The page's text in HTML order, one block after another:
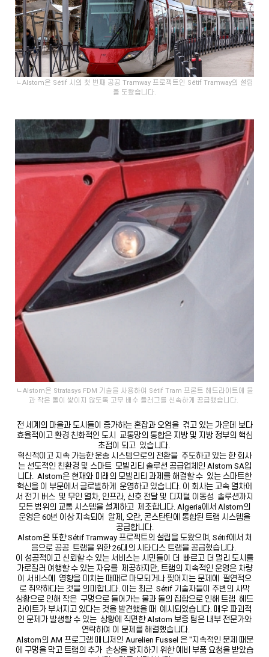
ㄴAlstom은 Sétif 시의 첫 번째 공공 Tramway 프로젝트인 Sétif Tramway의 설립
을 도왔습니다.
ㄴAlstom은 Stratasys FDM 기술을 사용하여 Sétif Tram 프론트 헤드라이트에 물
과 작은 돌이 쌓이지 않도록 고무 배수 플러그를 신속하게 공급했습니다.
전 세계의 마을과 도시들이 증가하는 혼잡과 오염을 겪고 있는 가운데 보다
효율적이고 환경 친화적인 도시 교통망의 통합은 지방 및 지방 정부의 핵심
초점이 되고 있습니다.
혁신적이고 지속 가능한 운송 시스템으로의 전환을 주도하고 있는 한 회사
는 선도적인 친환경 및 스마트 모빌리티 솔루션 공급업체인 Alstom SA입
니다. Alstom은 현재와 미래의 모빌리티 과제를 해결할 수 있는 스마트한
혁신을 이 부문에서 글로벌하게 운영하고 있습니다. 이 회사는 고속 열차에
서 전기 버스 및 무인 열차, 인프라, 신호 전달 및 디지털 이동성 솔루션까지
모든 범위의 교통 시스템을 설계하고 제조합니다. Algeria에서 Alstom의
운영은 60년 이상 지속되어 알제, 오란, 콘스탄틴에 통합된 트램 시스템을
공급합니다.
Alstom은 또한 Sétif Tramway 프로젝트의 설립을 도왔으며, Sétif에서 처
음으로 공공 트램을 위한 26대의 시타디스 트램을 공급했습니다.
이 성공적이고 신뢰할 수 있는 서비스는 시민들이 더 빠르고 더 멀리 도시를
가로질러 여행할 수 있는 자유를 제공하지만, 트램의 지속적인 운영은 차량
이 서비스에 영향을 미치는 때때로 마모되거나 찢어지는 문제에 필연적으
로 취약하다는 것을 의미합니다. 이는 최근 Sétif 기술자들이 주변의 사막
상황으로 인해 작은 구멍으로 들어가는 물과 돌의 집합으로 인해 트램 헤드
라이트가 부서지고 있다는 것을 발견했을 때 예시되었습니다. 매우 파괴적
인 문제가 발생할 수 있는 상황에 직면한 Alstom 보증 팀은 내부 전문가와
연락하여 이 문제를 해결했습니다.
Alstom의 AM 프로그램 매니저인 Aurelien Fussel 은 "지속적인 문제 때문
에 구멍을 막고 트램의 추가 손상을 방지하기 위한 예비 부품 요청을 받았습